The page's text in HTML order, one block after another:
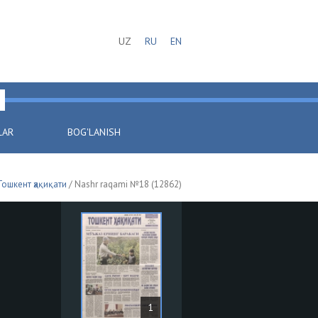
UZ RU EN
BOG'LANISH
ҳақиқати / Nashr raqami №18 (12862)
1